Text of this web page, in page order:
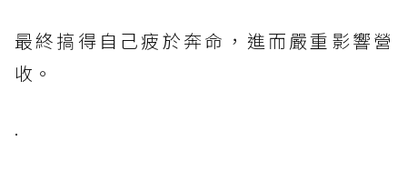
最終搞得自己疲於奔命，進而嚴重影響營
收。
.